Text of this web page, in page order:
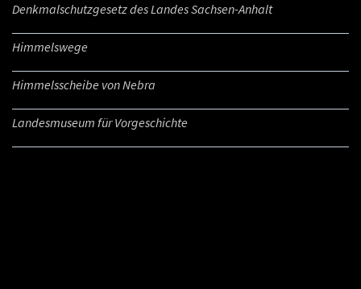
Denkmalschutzgesetz des Landes Sachsen-Anhalt
Himmelswege
Himmelsscheibe von Nebra
Landesmuseum für Vorgeschichte